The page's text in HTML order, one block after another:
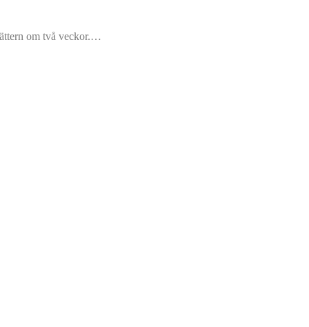
om två veckor.…